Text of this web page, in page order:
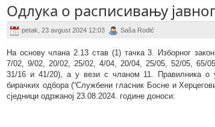
Одлука о расписивању
petak, 23 avgust 2024 12:03 Saša Rodić
На основу члана 2.13 став (1) тачка 3. Изборног
7/02, 9/02, 20/02, 25/02, 4/04, 20/04, 25/05, 52/05, 65/
31/16 и 41/20), а у вези с чланом 11. Правилника о
бирачких одбора (“Службени гласник Босне и
сједници одржаној 23.08.2024. године доноси: